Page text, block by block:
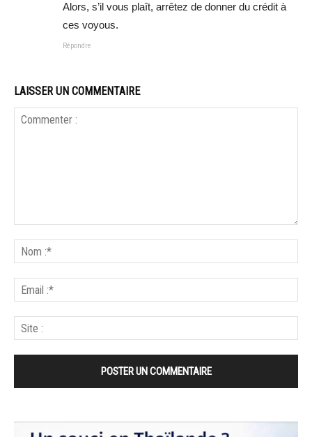
Alors, s’il vous plaît, arrêtez de donner du crédit à
ces voyous.
Répondre
LAISSER UN COMMENTAIRE